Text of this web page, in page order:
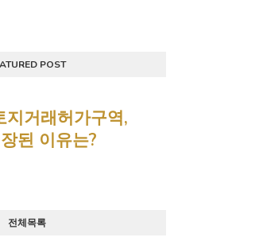
POST
지거래허가구역,
된 이유는?
전체목록